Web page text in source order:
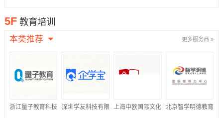
5F 教育培训
本类推荐 更多服务商
浙江量子教育科技 深圳学友科技有限 上海中欧国际文化 北京智学明德教育